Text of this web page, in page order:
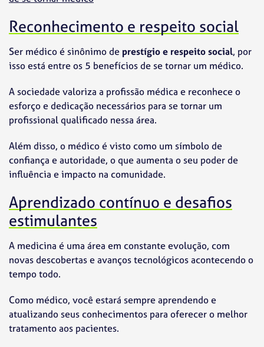
Reconhecimento e respeito social
Ser médico é sinônimo de prestígio e respeito social, por
isso está entre os 5 benefícios de se tornar um médico.
A sociedade valoriza a profissão médica e reconhece o
esforço e dedicação necessários para se tornar um
profissional qualificado nessa área.
Além disso, o médico é visto como um símbolo de
confiança e autoridade, o que aumenta o seu poder de
influência e impacto na comunidade.
Aprendizado contínuo e desafios
estimulantes
A medicina é uma área em constante evolução, com
novas descobertas e avanços tecnológicos acontecendo o
tempo todo.
Como médico, você estará sempre aprendendo e
atualizando seus conhecimentos para oferecer o melhor
tratamento aos pacientes.